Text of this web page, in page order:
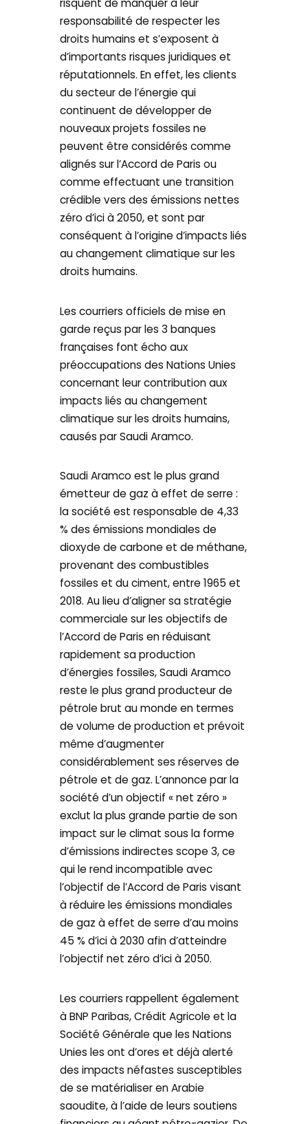
risquent de manquer à leur
responsabilité de respecter les
droits humains et s’exposent à
d’importants risques juridiques et
réputationnels. En effet, les clients
du secteur de l’énergie qui
continuent de développer de
nouveaux projets fossiles ne
peuvent être considérés comme
alignés sur l’Accord de Paris ou
comme effectuant une transition
crédible vers des émissions nettes
zéro d’ici à 2050, et sont par
conséquent à l’origine d’impacts liés
au changement climatique sur les
droits humains.
Les courriers officiels de mise en
garde reçus par les 3 banques
françaises font écho aux
préoccupations des Nations Unies
concernant leur contribution aux
impacts liés au changement
climatique sur les droits humains,
causés par Saudi Aramco.
Saudi Aramco est le plus grand
émetteur de gaz à effet de serre :
la société est responsable de 4,33
% des émissions mondiales de
dioxyde de carbone et de méthane,
provenant des combustibles
fossiles et du ciment, entre 1965 et
2018. Au lieu d’aligner sa stratégie
commerciale sur les objectifs de
l’Accord de Paris en réduisant
rapidement sa production
d’énergies fossiles, Saudi Aramco
reste le plus grand producteur de
pétrole brut au monde en termes
de volume de production et prévoit
même d’augmenter
considérablement ses réserves de
pétrole et de gaz. L’annonce par la
société d’un objectif « net zéro »
exclut la plus grande partie de son
impact sur le climat sous la forme
d’émissions indirectes scope 3, ce
qui le rend incompatible avec
l’objectif de l’Accord de Paris visant
à réduire les émissions mondiales
de gaz à effet de serre d’au moins
45 % d’ici à 2030 afin d’atteindre
l’objectif net zéro d’ici à 2050.
Les courriers rappellent également
à BNP Paribas, Crédit Agricole et la
Société Générale que les Nations
Unies les ont d’ores et déjà alerté
des impacts néfastes susceptibles
de se matérialiser en Arabie
saoudite, à l’aide de leurs soutiens